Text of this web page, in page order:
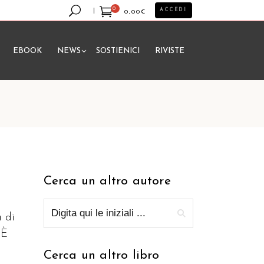
0
0,00€
prodotto nel carrello.
ACCEDI
EBOOK NEWS SOSTIENICI RIVISTE
di
Cerca un altro autore
Cerca un altro libro